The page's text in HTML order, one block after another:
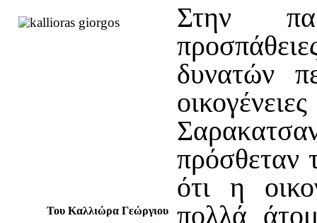
Του Καλλιώρα Γεώργιου
Στην
δυνατών
πρόσθεταν
ότι η
πολλά